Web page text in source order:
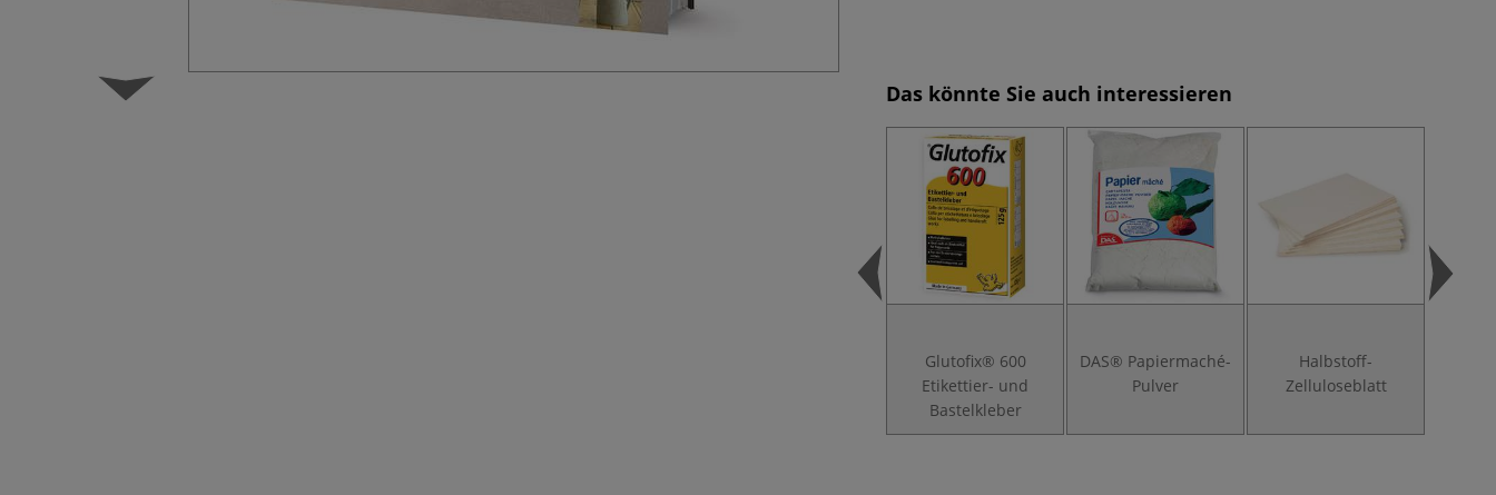
Das könnte Sie auch interessieren
Glutofix® 600
Etikettier- und
Bastelkleber
DAS® Papiermaché-
Pulver
Halbstoff-
Zelluloseblatt